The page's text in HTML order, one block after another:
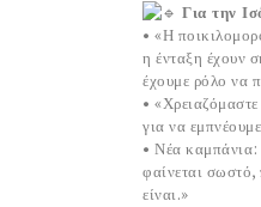
Για την
• «Η
η ένταξη έχουν
έχουμε ρόλο να
•
για να
• Νέα καμπάνια:
φαίνεται σωστό,
είναι.»